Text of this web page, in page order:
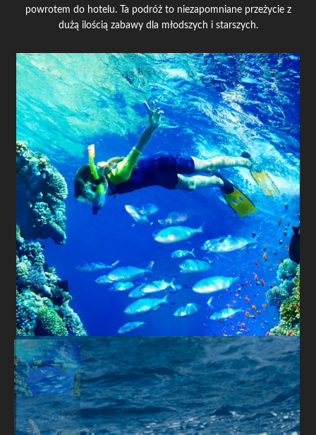
powrotem do hotelu. Ta podróż to niezapomniane przeżycie z
dużą ilością zabawy dla młodszych i starszych.